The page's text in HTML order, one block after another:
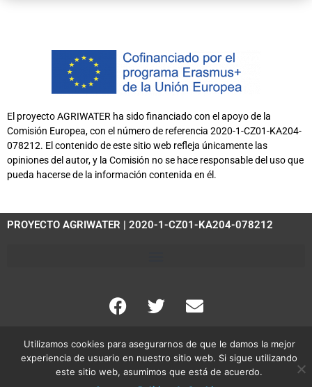
El proyecto AGRIWATER ha sido financiado con el apoyo de la
Comisión Europea, con el número de referencia 2020-1-CZ01-KA204-
078212. El contenido de este sitio web refleja únicamente las
opiniones del autor, y la Comisión no se hace responsable del uso que
pueda hacerse de la información contenida en él.
PROYECTO AGRIWATER | 2020-1-CZ01-KA204-078212
Política de Privacidad Política de Cookies
Utilizamos cookies para asegurarnos de que le damos la mejor
experiencia de usuario en nuestro sitio web. Si sigue utilizando
este sitio web, asumimos que está de acuerdo.